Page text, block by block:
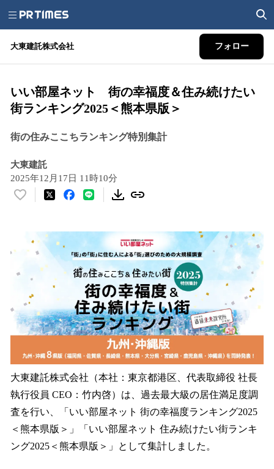
大東建託株式会社 フォロー
いい部屋ネット 街の幸福度＆住み続けたい
街ランキング2025＜熊本県版＞
街の住みここちランキング特別集計
大東建託
2025年12月17日 11時10分
い
数
読
込
み
中
す
大東建託株式会社（本社：東京都港区、代表取締役 社長
執行役員 CEO：竹内啓）は、過去最大級の居住満足度調
査を行い、「いい部屋ネット 街の幸福度ランキング2025
＜熊本県版＞」「いい部屋ネット 住み続けたい街ランキ
ング2025＜熊本県版＞」として集計しました。